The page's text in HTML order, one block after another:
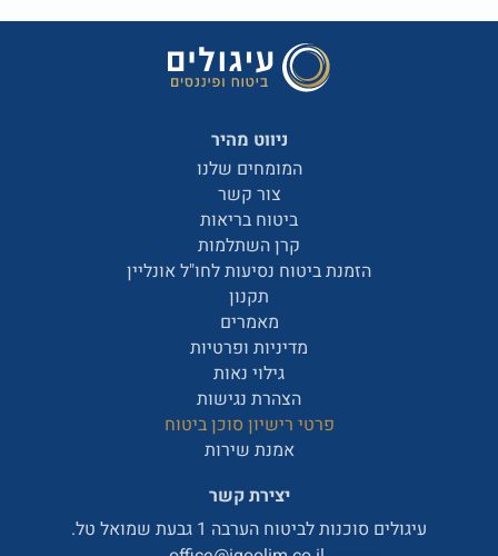
ניווט מהיר
המומחים שלנו
צור קשר
ביטוח בריאות
קרן השתלמות
הזמנת ביטוח נסיעות לחו"ל אונליין
תקנון
מאמרים
מדיניות ופרטיות
גילוי נאות
הצהרת נגישות
פרטי רישיון סוכן ביטוח
אמנת שירות
יצירת קשר
עיגולים סוכנות לביטוח הערבה 1 גבעת שמואל טל.